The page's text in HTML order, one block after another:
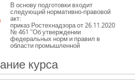
В основу подготовки входит
следующий нормативно-правовой
акт:
приказ Ростехнадзора от 26.11.2020
№ 461 "Об утверждении
федеральных норм и правил в
области промышленной
безопасности "Правила
производственных объектов, на
которых используются подъемные
сооружения"
курса